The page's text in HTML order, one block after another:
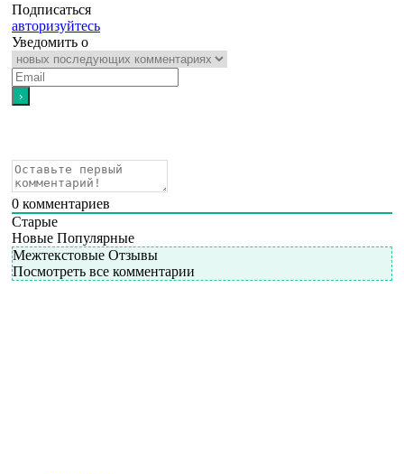
Подписаться
авторизуйтесь
Уведомить о
0 комментариев
Старые
Новые Популярные
Межтекстовые Отзывы
Посмотреть все комментарии